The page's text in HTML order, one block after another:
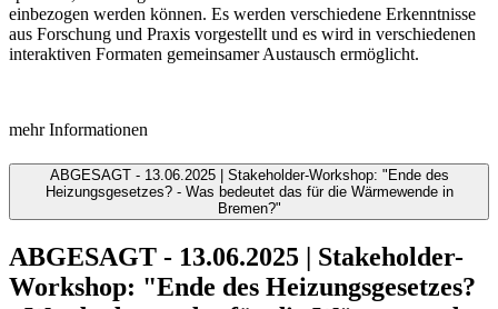
einbezogen werden können. Es werden verschiedene Erkenntnisse
aus Forschung und Praxis vorgestellt und es wird in verschiedenen
interaktiven Formaten gemeinsamer Austausch ermöglicht.
mehr Informationen
ABGESAGT - 13.06.2025 | Stakeholder-Workshop: "Ende des
Heizungsgesetzes? - Was bedeutet das für die Wärmewende in
Bremen?"
ABGESAGT - 13.06.2025 | Stakeholder-
Workshop: "Ende des Heizungsgesetzes?